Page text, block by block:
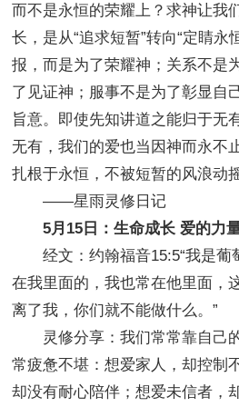
而不是永恒的荣耀上？求神让我
长，是从“追求短暂”转向“定睛永
报，而是为了荣耀神；关系不是
了见证神；服事不是为了彰显自
旨意。即使先知讲道之能归于无
无有，我们的爱也当因神而永不
扎根于永恒，不被短暂的风浪动摇
——星雨灵修日记
5月15日：生命成长 爱的力
经文：约翰福音15:5“我是葡
在我里面的，我也常在他里面，
离了我，你们就不能做什么。”
灵修分享：我们常常靠自己
常疲惫不堪：想爱家人，却控制
却没有耐心陪伴；想爱未信者，